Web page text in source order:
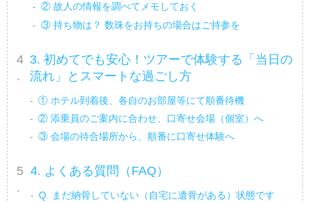
② 故人の情報を調べてメモしておく
③ 持ち物は？ 数珠をお持ちの場合はご持参を
3. 初めてでも安心！ツアーで体験する「当日の
流れ」とスマートな過ごし方
① ホテル到着後、各自のお部屋等にて順番待機
② 添乗員のご案内に合わせ、口寄せ会場（個室）へ
③ 会場の待合場所から、順番に口寄せ体験へ
4. よくある質問（FAQ）
Q. まだ納骨していない（自宅に遺骨がある）状態です